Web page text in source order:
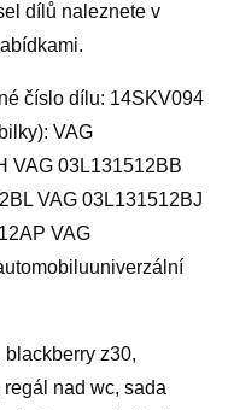
dílů naleznete v
číslo dílu: 14SKV094
VAG
VAG 03L131512BB
VAG 03L131512BJ
VAG
blackberry z30,
nad wc, sada